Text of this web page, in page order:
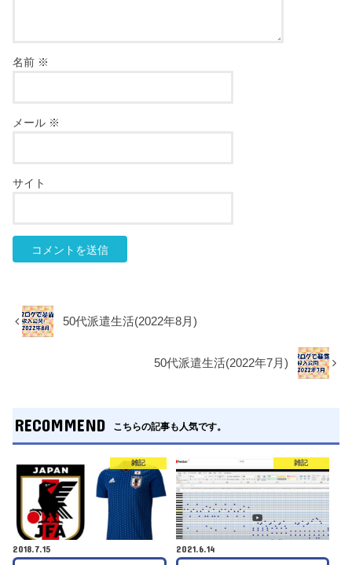
名前 ※
メール ※
サイト
50代派遣生活(2022年8月)
50代派遣生活(2022年7月)
RECOMMEND こちらの記事も人気です。
雑記
2018.7.15
雑記
2021.6.14